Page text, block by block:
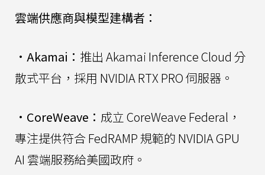
雲端供應商與模型建構者：
• Akamai： 推出 Akamai Inference Cloud 分
散式平台，採用 NVIDIA RTX PRO 伺服器。
• CoreWeave： 成立 CoreWeave Federal，
專注提供符合 FedRAMP 規範的 NVIDIA GPU
AI 雲端服務給美國政府。